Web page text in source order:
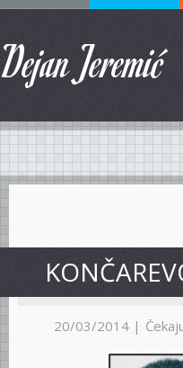
Dejan Jeremić
20/03/2014 |